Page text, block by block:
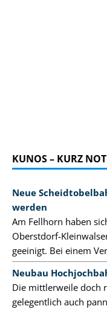
KUNOS – KURZ
Neue
werden
Am Fellhorn haben
Oberstdorf-
geeinigt. Bei einem
Neubau
Die mittlerweile doch
gelegentlich auch